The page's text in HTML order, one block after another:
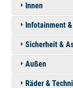
Innen
Infotainment
Sicherheit &
Außen
Räder &